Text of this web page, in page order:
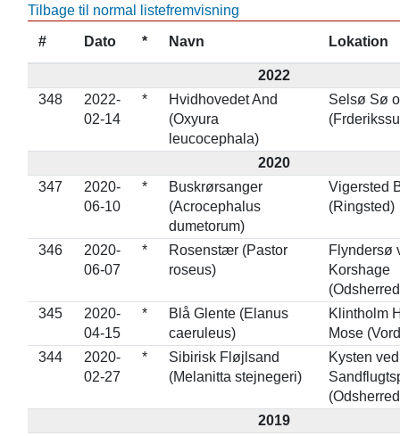
Tilbage til normal listefremvisning
# Dato * Navn Lokation
2022
348
2022-
02-14
*
Hvidhovedet And
(Oxyura
leucocephala)
Selsø Sø
2020
347
2020-
06-10
*
Buskrørsanger
(Acrocephalus
dumetorum)
Vigersted
(Ringsted)
346
2020-
06-07
*
Rosenstær (Pastor
roseus)
Flyndersø
Korshage
345
2020-
04-15
*
Blå Glente (Elanus
caeruleus)
Klintholm
Mose
344
2020-
02-27
*
Sibirisk Fløjlsand
(Melanitta stejnegeri)
Kysten ved
2019